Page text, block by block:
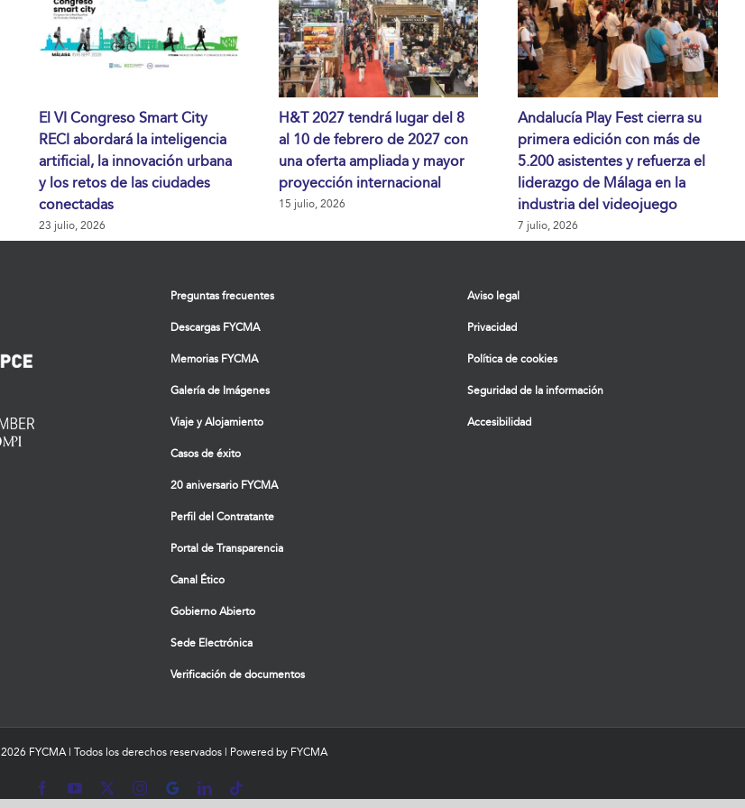
El VI Congreso Smart City
RECI abordará la inteligencia
artificial, la innovación urbana
y los retos de las ciudades
conectadas
23 julio, 2026
H&T 2027 tendrá lugar del 8
al 10 de febrero de 2027 con
una oferta ampliada y mayor
proyección internacional
15 julio, 2026
Andalucía Play Fest cierra su
primera edición con más de
5.200 asistentes y refuerza el
liderazgo de Málaga en la
industria del videojuego
7 julio, 2026
Preguntas frecuentes
Descargas FYCMA
Memorias FYCMA
Galería de Imágenes
Viaje y Alojamiento
Casos de éxito
20 aniversario FYCMA
Perfil del Contratante
Portal de Transparencia
Canal Ético
Gobierno Abierto
Sede Electrónica
Verificación de documentos
Aviso legal
Privacidad
Política de cookies
Seguridad de la información
Accesibilidad
2026 FYCMA | Todos los derechos reservados | Powered by FYCMA
FacebookYouTube
X Instagram
MyBusinessLinkedInTiktok